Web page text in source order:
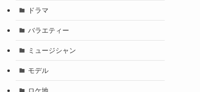
ドラマ
バラエティー
ミュージシャン
モデル